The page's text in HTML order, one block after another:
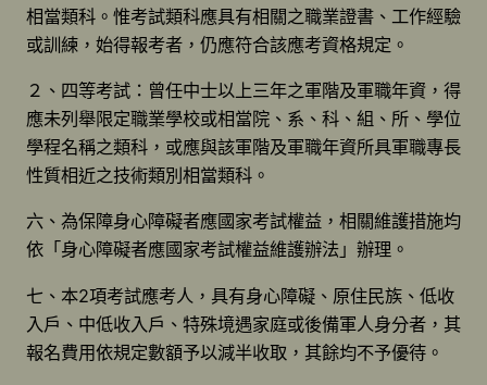
相當類科。惟考試類科應具有相關之職業證書、工作經驗
或訓練，始得報考者，仍應符合該應考資格規定。
２、四等考試：曾任中士以上三年之軍階及軍職年資，得
應未列舉限定職業學校或相當院、系、科、組、所、學位
學程名稱之類科，或應與該軍階及軍職年資所具軍職專長
性質相近之技術類別相當類科。
六、為保障身心障礙者應國家考試權益，相關維護措施均
依「身心障礙者應國家考試權益維護辦法」辦理。
七、本2項考試應考人，具有身心障礙、原住民族、低收
入戶、中低收入戶、特殊境遇家庭或後備軍人身分者，其
報名費用依規定數額予以減半收取，其餘均不予優待。